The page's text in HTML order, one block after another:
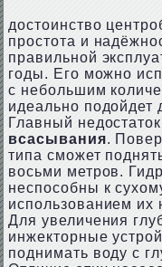
достоинство
простота и
правильной
годы. Его можно
с небольшим
идеально подойдет
Главный
всасывания.
типа сможет
восьми метров.
неспособны к
использованием их
Для увеличения
инжекторные
поднимать воду с